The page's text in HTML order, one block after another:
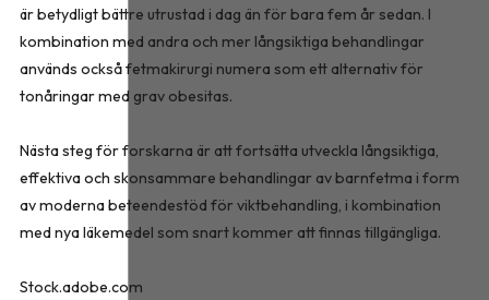
är betydligt bättre utrustad i dag än för bara fem år sedan. I
kombination med andra och mer långsiktiga behandlingar
används också fetmakirurgi numera som ett alternativ för
tonåringar med grav obesitas.
Nästa steg för forskarna är att fortsätta utveckla långsiktiga,
effektiva och skonsammare behandlingar av barnfetma i form
av moderna beteendestöd för viktbehandling, i kombination
med nya läkemedel som snart kommer att finnas tillgängliga.
Stock.adobe.com